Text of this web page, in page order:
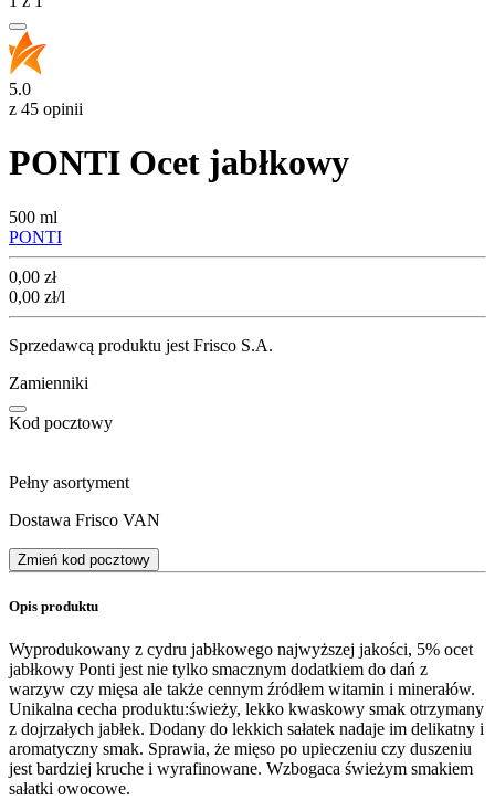
5.0
z 45 opinii
PONTI Ocet jabłkowy
500 ml
PONTI
Cena
0,00 zł
0,00 zł/l
Sprzedawcą produktu jest Frisco S.A.
Zamienniki
Kod pocztowy
Pełny asortyment
Dostawa Frisco VAN
Zmień kod pocztowy
Opis produktu
Wyprodukowany z cydru jabłkowego najwyższej jakości, 5% ocet
jabłkowy Ponti jest nie tylko smacznym dodatkiem do dań z
warzyw czy mięsa ale także cennym źródłem witamin i minerałów.
Unikalna cecha produktu:świeży, lekko kwaskowy smak otrzymany
z dojrzałych jabłek. Dodany do lekkich sałatek nadaje im delikatny i
aromatyczny smak. Sprawia, że mięso po upieczeniu czy duszeniu
jest bardziej kruche i wyrafinowane. Wzbogaca świeżym smakiem
sałatki owocowe.